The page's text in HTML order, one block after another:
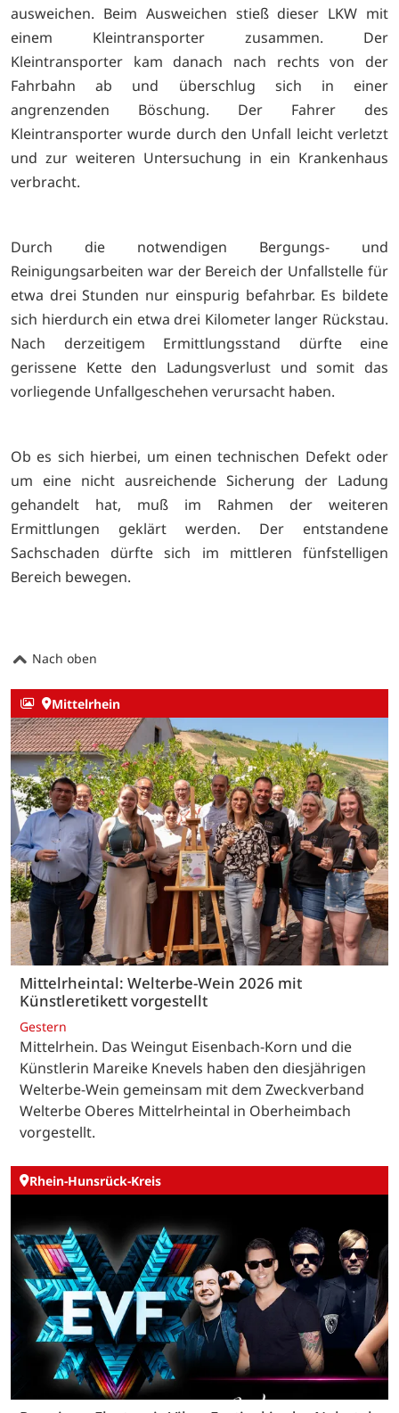
ausweichen. Beim Ausweichen stieß dieser LKW mit
einem Kleintransporter zusammen. Der
Kleintransporter kam danach nach rechts von der
Fahrbahn ab und überschlug sich in einer
angrenzenden Böschung. Der Fahrer des
Kleintransporter wurde durch den Unfall leicht verletzt
und zur weiteren Untersuchung in ein Krankenhaus
verbracht.
Durch die notwendigen Bergungs- und
Reinigungsarbeiten war der Bereich der Unfallstelle für
etwa drei Stunden nur einspurig befahrbar. Es bildete
sich hierdurch ein etwa drei Kilometer langer Rückstau.
Nach derzeitigem Ermittlungsstand dürfte eine
gerissene Kette den Ladungsverlust und somit das
vorliegende Unfallgeschehen verursacht haben.
Ob es sich hierbei, um einen technischen Defekt oder
um eine nicht ausreichende Sicherung der Ladung
gehandelt hat, muß im Rahmen der weiteren
Ermittlungen geklärt werden. Der entstandene
Sachschaden dürfte sich im mittleren fünfstelligen
Bereich bewegen.
Nach oben
Mittelrhein
Mittelrheintal: Welterbe-Wein 2026 mit
Künstleretikett vorgestellt
Gestern
Mittelrhein. Das Weingut Eisenbach-Korn und die
Künstlerin Mareike Knevels haben den diesjährigen
Welterbe-Wein gemeinsam mit dem Zweckverband
Welterbe Oberes Mittelrheintal in Oberheimbach
vorgestellt.
Rhein-Hunsrück-Kreis